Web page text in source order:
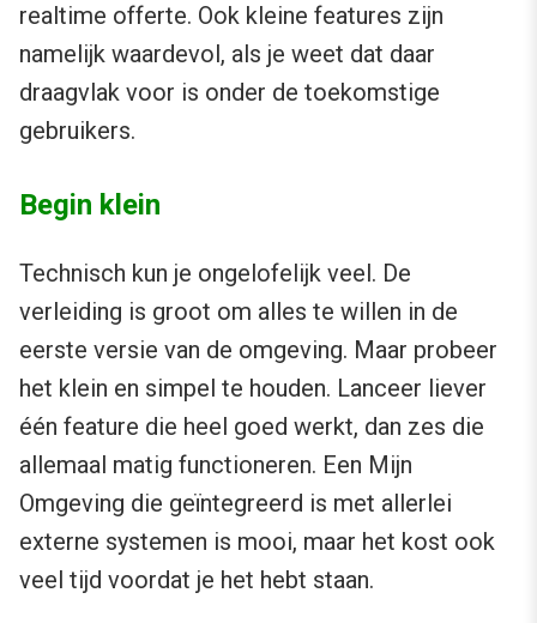
realtime offerte. Ook kleine features zijn
namelijk waardevol, als je weet dat daar
draagvlak voor is onder de toekomstige
gebruikers.
Begin klein
Technisch kun je ongelofelijk veel. De
verleiding is groot om alles te willen in de
eerste versie van de omgeving. Maar probeer
het klein en simpel te houden. Lanceer liever
één feature die heel goed werkt, dan zes die
allemaal matig functioneren. Een Mijn
Omgeving die geïntegreerd is met allerlei
externe systemen is mooi, maar het kost ook
veel tijd voordat je het hebt staan.